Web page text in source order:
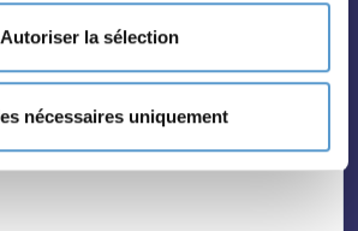
Autoriser la sélection
nécessaires uniquement